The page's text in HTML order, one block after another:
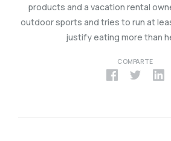
products and a vacation rental
outdoor sports and tries to run at
justify eating more than
COMPARTE